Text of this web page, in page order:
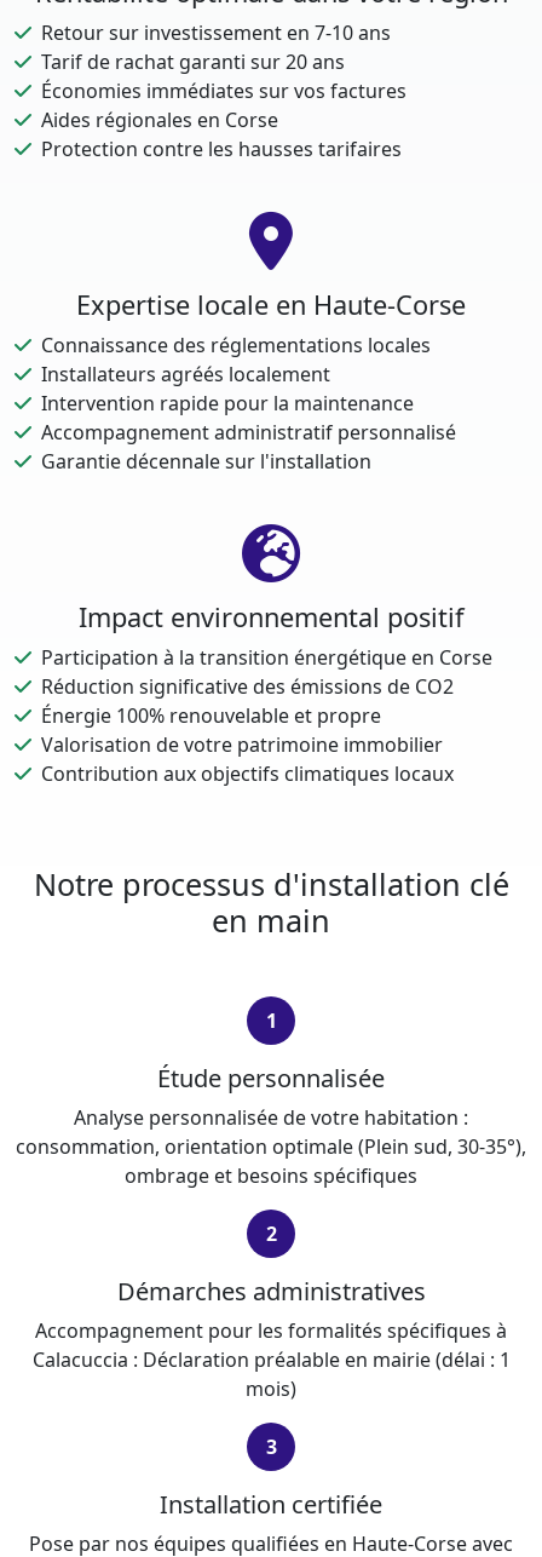
Retour sur investissement en 7-10 ans
Tarif de rachat garanti sur 20 ans
Économies immédiates sur vos factures
Aides régionales en Corse
Protection contre les hausses tarifaires
Expertise locale en Haute-Corse
Connaissance des réglementations locales
Installateurs agréés localement
Intervention rapide pour la maintenance
Accompagnement administratif personnalisé
Garantie décennale sur l'installation
Impact environnemental positif
Participation à la transition énergétique en Corse
Réduction significative des émissions de CO2
Énergie 100% renouvelable et propre
Valorisation de votre patrimoine immobilier
Contribution aux objectifs climatiques locaux
Notre processus d'installation clé
en main
1
Étude personnalisée
Analyse personnalisée de votre habitation :
consommation, orientation optimale (Plein sud, 30-35°),
ombrage et besoins spécifiques
2
Démarches administratives
Accompagnement pour les formalités spécifiques à
Calacuccia : Déclaration préalable en mairie (délai : 1
mois)
3
Installation certifiée
Pose par nos équipes qualifiées en Haute-Corse avec